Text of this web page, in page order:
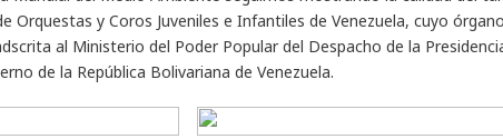
Orquestas y Coros Juveniles e Infantiles de Venezuela, cuyo
al Ministerio del Poder Popular del Despacho de la
de la República Bolivariana de Venezuela.